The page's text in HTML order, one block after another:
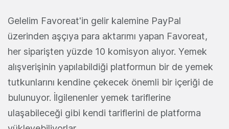
Gelelim Favoreat'in gelir kalemine PayPal
üzerinden aşçıya para aktarımı yapan Favoreat,
her siparişten yüzde 10 komisyon alıyor. Yemek
alışverişinin yapılabildiği platformun bir de yemek
tutkunlarını kendine çekecek önemli bir içeriği de
bulunuyor. İlgilenenler yemek tariflerine
ulaşabileceği gibi kendi tariflerini de platforma